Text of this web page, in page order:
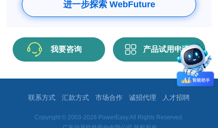
进一步探索 WebFuture
我要咨询 产品试用申请
联系方式 汇款方式 市场合作 诚招代理 人才招聘
Copyright © 2003-2026 PowerEasy.All Rights Reserved.